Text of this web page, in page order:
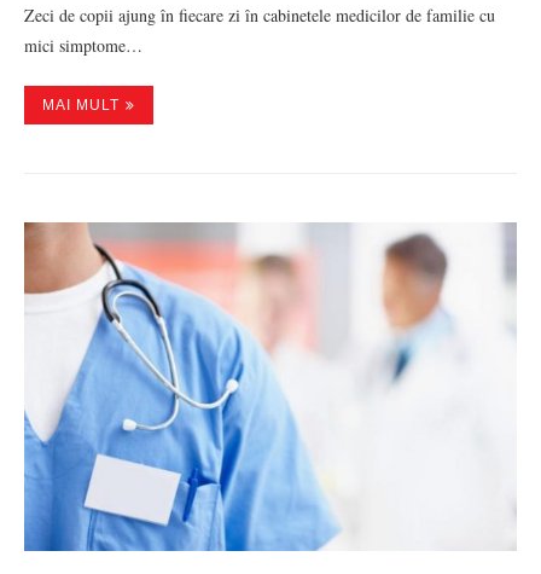
Zeci de copii ajung în fiecare zi în cabinetele medicilor de familie cu
mici simptome…
MAI MULT